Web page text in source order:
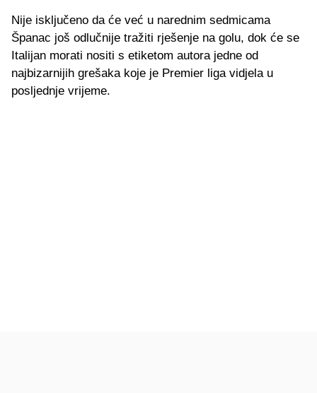
Nije isključeno da će već u narednim sedmicama
Španac još odlučnije tražiti rješenje na golu, dok će se
Italijan morati nositi s etiketom autora jedne od
najbizarnijih grešaka koje je Premier liga vidjela u
posljednje vrijeme.